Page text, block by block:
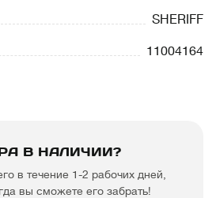
SHERIFF
11004164
В НАЛИЧИИ?
в течение 1-2 рабочих дней,
вы сможете его забрать!